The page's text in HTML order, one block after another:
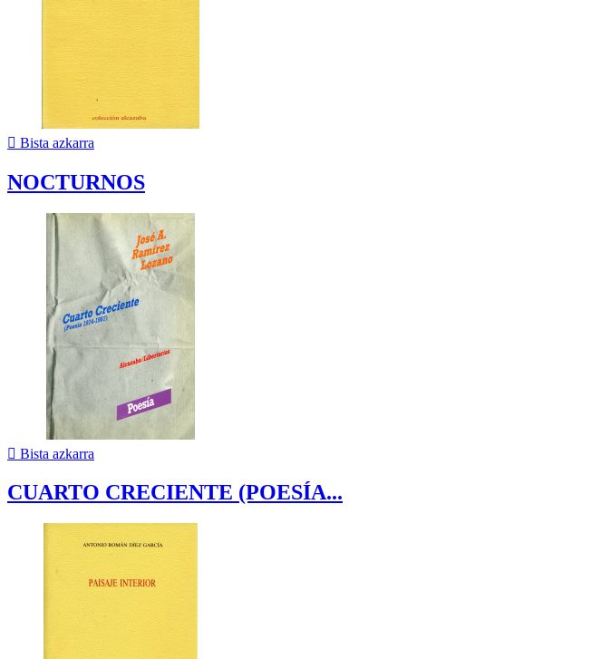
 Bista azkarra
NOCTURNOS
 Bista azkarra
CUARTO CRECIENTE (POESÍA...